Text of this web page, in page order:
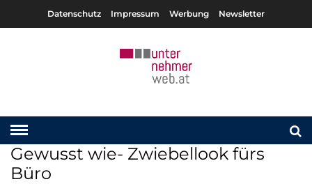
Datenschutz Impressum Werbung Newsletter
Gewusst wie- Zwiebellook fürs
Büro